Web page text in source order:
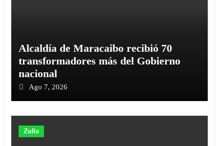
Alcaldía de Maracaibo recibió 70
transformadores más del Gobierno
nacional
Ago 7, 2026
Zulia